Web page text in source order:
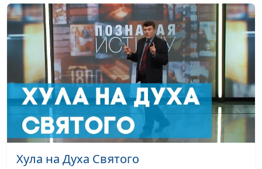
молодежный лидер
Иисус и прокаженный:
очищение и исцеление
Вениамин Дашкевич,
священнослужитель,
молодежный лидер
#13
Крещение покаяния:
смысл обряда
Вениамин Дашкевич,
священнослужитель,
молодежный лидер
#12
Одобряет ли Бог
Вениамин Дашкевич,
молодежный лидер
Хула на Духа Святого